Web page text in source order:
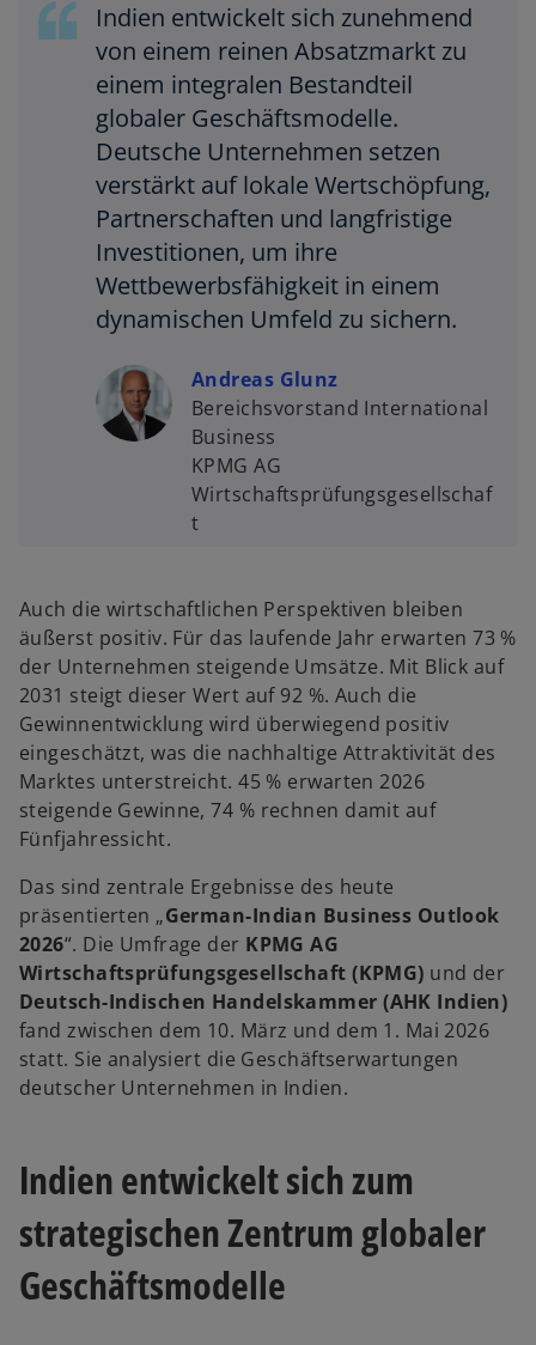
Indien entwickelt sich zunehmend
von einem reinen Absatzmarkt zu
einem integralen Bestandteil
globaler Geschäftsmodelle.
Deutsche Unternehmen setzen
verstärkt auf lokale Wertschöpfung,
Partnerschaften und langfristige
Investitionen, um ihre
Wettbewerbsfähigkeit in einem
dynamischen Umfeld zu sichern.
Andreas Glunz
Bereichsvorstand International
Business
KPMG AG
Wirtschaftsprüfungsgesellschaf
t
Auch die wirtschaftlichen Perspektiven bleiben
äußerst positiv. Für das laufende Jahr erwarten 73 %
der Unternehmen steigende Umsätze. Mit Blick auf
2031 steigt dieser Wert auf 92 %. Auch die
Gewinnentwicklung wird überwiegend positiv
eingeschätzt, was die nachhaltige Attraktivität des
Marktes unterstreicht. 45 % erwarten 2026
steigende Gewinne, 74 % rechnen damit auf
Fünfjahressicht.
Das sind zentrale Ergebnisse des heute
präsentierten „German-Indian Business Outlook
2026“. Die Umfrage der KPMG AG
Wirtschaftsprüfungsgesellschaft (KPMG) und der
Deutsch-Indischen Handelskammer (AHK Indien)
fand zwischen dem 10. März und dem 1. Mai 2026
statt. Sie analysiert die Geschäftserwartungen
deutscher Unternehmen in Indien.
Indien entwickelt sich zum
strategischen Zentrum globaler
Geschäftsmodelle